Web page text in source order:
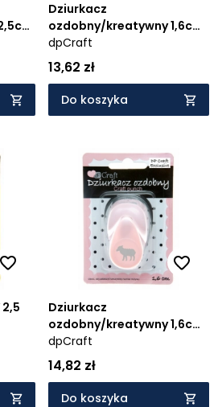
Dziurkacz
ozdobny/kreatywny 1,6cm
- kurczak (JCDZ-105-094)
dpCraft
13,62 zł
Do koszyka
2,5
Dziurkacz
ozdobny/kreatywny 1,6cm
- owieczka (JCDZ-105-
346)
dpCraft
14,82 zł
Do koszyka